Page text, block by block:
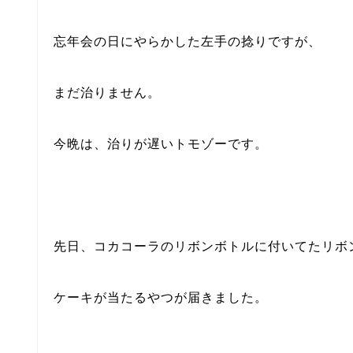
忘年会の日にやらかした左手の捻りですが、
まだ治りません。
今晩は、治りが遅いトモゾーです。
先日、コカコーラのリボンボトルに付いてたリボ
ケーキが当たるやつが届きました。